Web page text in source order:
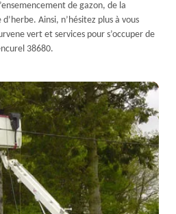
de gazon, de la
Ainsi, n’hésitez plus à vous
vert et services pour s’occuper de
38680.